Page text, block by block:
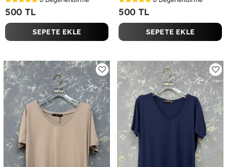
500 TL
SEPETE EKLE
500 TL
SEPETE EKLE